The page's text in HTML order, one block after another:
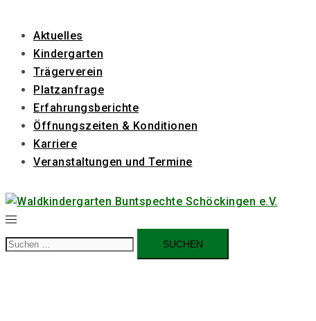
Aktuelles
Kindergarten
Trägerverein
Platzanfrage
Erfahrungsberichte
Öffnungszeiten & Konditionen
Karriere
Veranstaltungen und Termine
Suchen
nach: